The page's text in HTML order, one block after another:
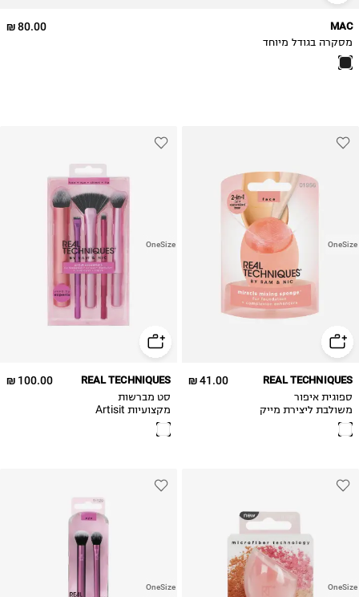
80.00 ₪ MAC
מסקרה בגודל מיוחד
OneSize
41.00 ₪ REAL TECHNIQUES
ספוגית איפור
משולבת ליצירת מייק
אפ מותאם אישית
Mircale Mixing
OneSize
100.00 ₪ REAL TECHNIQUES
סט מברשות
מקצועיות Artisit
Essential
OneSize
OneSize